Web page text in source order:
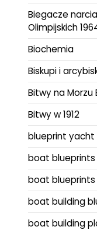
Biegacze
Olimpijskich
Biochemia
Biskupi i
Bitwy na Morzu
Bitwy w 1912
blueprint yacht
boat blueprints
boat
boat building
boat building